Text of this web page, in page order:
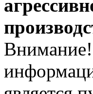
Внимание!